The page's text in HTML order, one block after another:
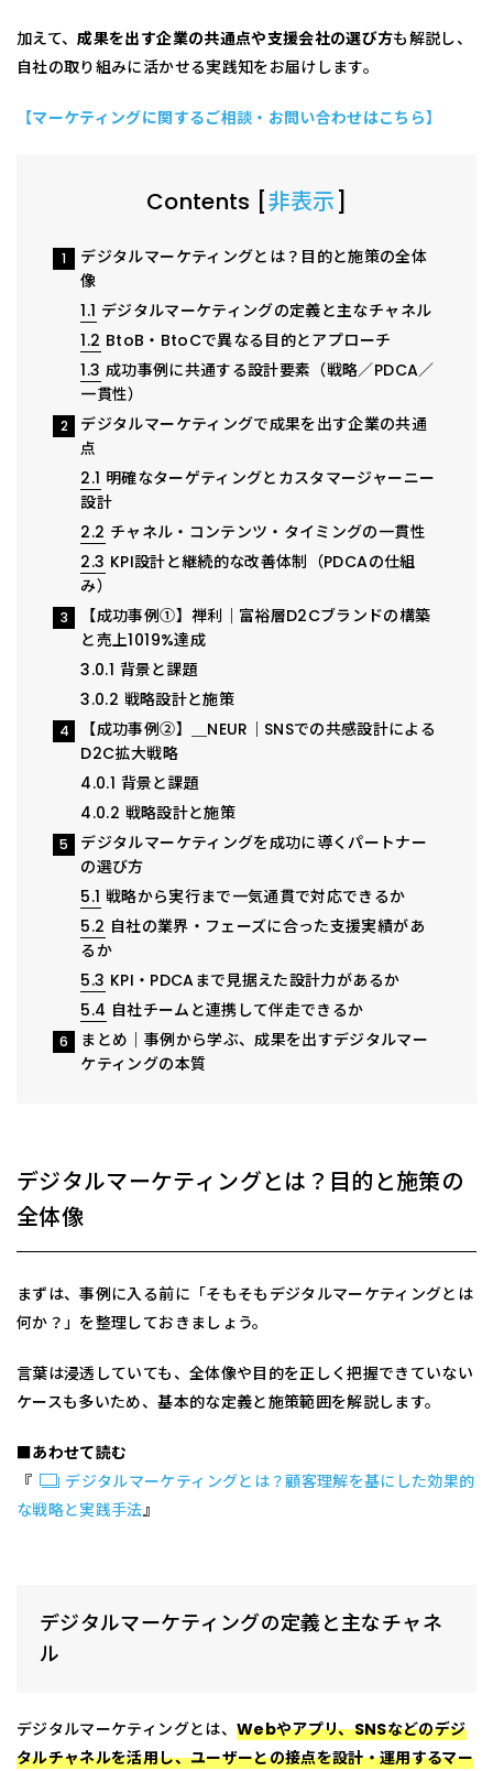
加えて、成果を出す企業の共通点や支援会社の選び方も解説し、
自社の取り組みに活かせる実践知をお届けします。
【マーケティングに関するご相談・お問い合わせはこちら】
Contents [非表示]
1
デジタルマーケティングとは？目的と施策の全体
像
1.1 デジタルマーケティングの定義と主なチャネル
1.2 BtoB・BtoCで異なる目的とアプローチ
1.3 成功事例に共通する設計要素（戦略／PDCA／
一貫性）
2
デジタルマーケティングで成果を出す企業の共通
点
2.1 明確なターゲティングとカスタマージャーニー
設計
2.2 チャネル・コンテンツ・タイミングの一貫性
2.3 KPI設計と継続的な改善体制（PDCAの仕組
み）
3
【成功事例①】禅利｜富裕層D2Cブランドの構築
と売上1019%達成
3.0.1 背景と課題
3.0.2 戦略設計と施策
4
【成功事例②】＿NEUR｜SNSでの共感設計による
D2C拡大戦略
4.0.1 背景と課題
4.0.2 戦略設計と施策
5
デジタルマーケティングを成功に導くパートナー
の選び方
5.1 戦略から実行まで一気通貫で対応できるか
5.2 自社の業界・フェーズに合った支援実績があ
るか
5.3 KPI・PDCAまで見据えた設計力があるか
5.4 自社チームと連携して伴走できるか
6
まとめ｜事例から学ぶ、成果を出すデジタルマー
ケティングの本質
デジタルマーケティングとは？目的と施策の
全体像
まずは、事例に入る前に「そもそもデジタルマーケティングとは
何か？」を整理しておきましょう。
言葉は浸透していても、全体像や目的を正しく把握できていない
ケースも多いため、基本的な定義と施策範囲を解説します。
■あわせて読む
『
デジタルマーケティングとは？顧客理解を基にした効果的
な戦略と実践手法』
デジタルマーケティングの定義と主なチャネ
ル
デジタルマーケティングとは、 Webやアプリ、SNSなどのデジ
タルチャネルを活用し、ユーザーとの接点を設計・運用するマー